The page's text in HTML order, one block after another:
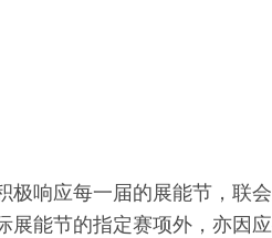
响应每一届的展能节，联
能节的指定赛项外，亦因